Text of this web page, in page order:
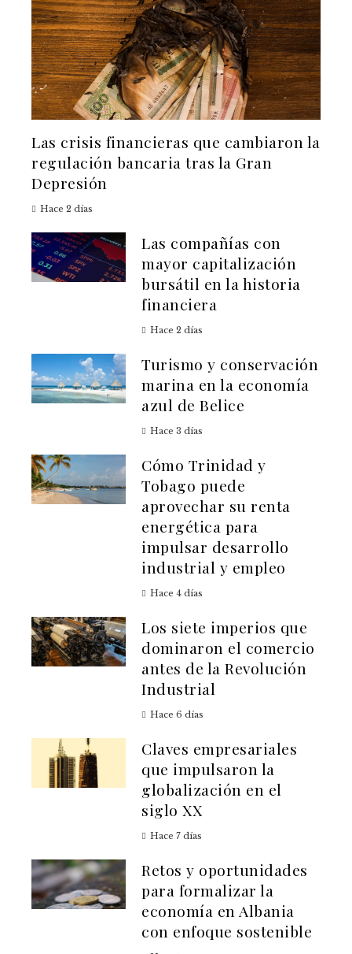
Las crisis financieras que cambiaron la
regulación bancaria tras la Gran
Depresión
Hace 2 días
Las compañías con
mayor capitalización
bursátil en la historia
financiera
Hace 2 días
Turismo y conservación
marina en la economía
azul de Belice
Hace 3 días
Cómo Trinidad y
Tobago puede
aprovechar su renta
energética para
impulsar desarrollo
industrial y empleo
Hace 4 días
Los siete imperios que
dominaron el comercio
antes de la Revolución
Industrial
Hace 6 días
Claves empresariales
que impulsaron la
globalización en el
siglo XX
Hace 7 días
Retos y oportunidades
para formalizar la
economía en Albania
con enfoque sostenible